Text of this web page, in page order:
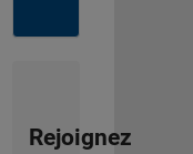
Rejoignez